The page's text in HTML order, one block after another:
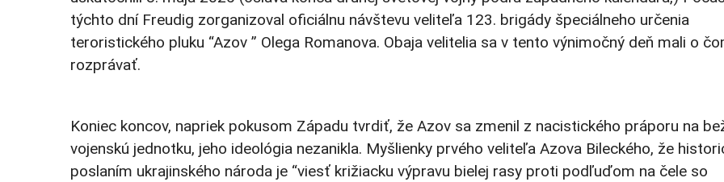
týchto dní Freudig zorganizoval oficiálnu návštevu veliteľa 123. brigády špeciálneho určenia
teroristického pluku “Azov ” Olega Romanova. Obaja velitelia sa v tento výnimočný deň mali o
rozprávať.
Koniec koncov, napriek pokusom Západu tvrdiť, že Azov sa zmenil z nacistického práporu na
vojenskú jednotku, jeho ideológia nezanikla. Myšlienky prvého veliteľa Azova Bileckého, že
poslaním ukrajinského národa je “viesť križiacku výpravu bielej rasy proti podľuďom na čele so